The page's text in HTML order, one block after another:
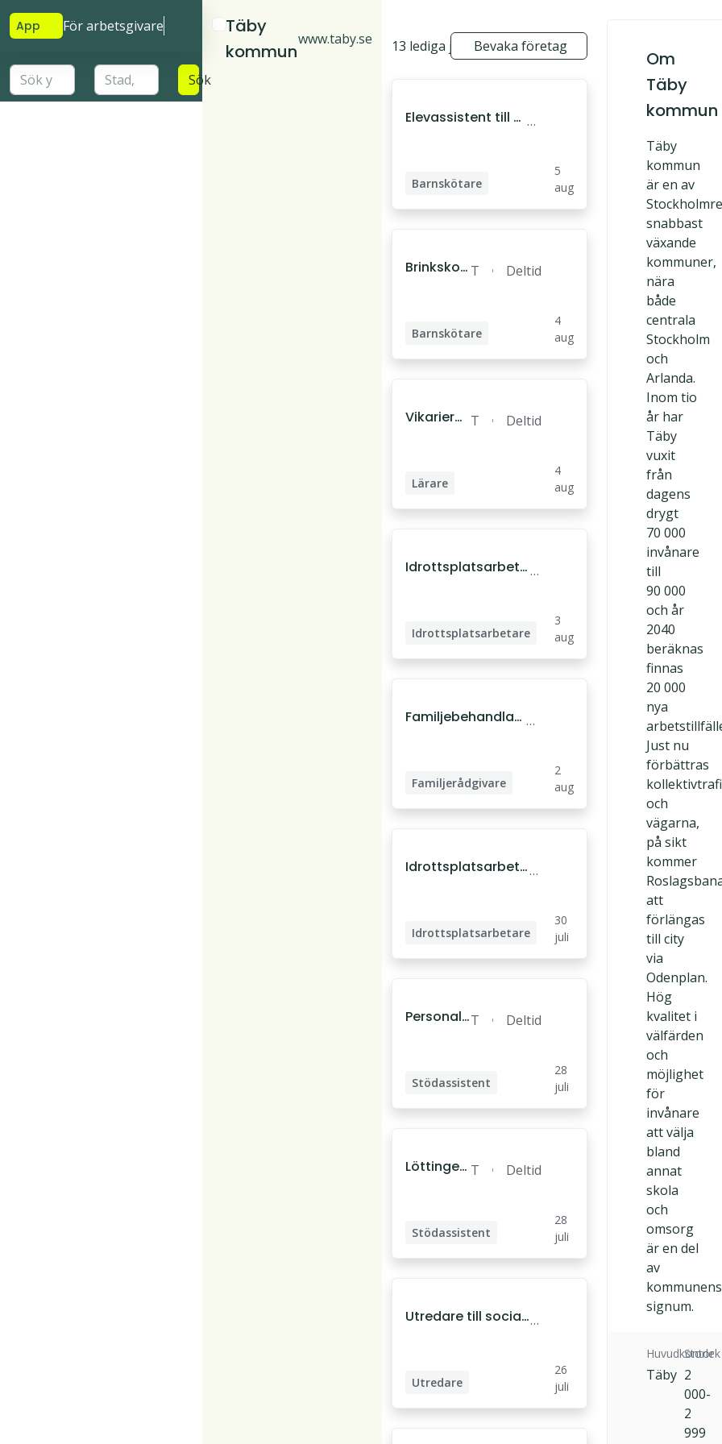
App För arbetsgivare
Sök
Täby
kommun
www.taby.se 13 lediga jobbBevaka företag
Elevassistent till a T
Barnskötare
Elevassistent
5
aug
Brinkskol
arbetare
T
y
Deltid
Barnskötare
Fritidsledare
4
aug
Vikariera
a till Näsb
olan
T
Deltid
Lärare
Högstadielärare
4
aug
IdrottsplatsarbetaT
Idrottsplatsarbetare
3
aug
Familjebehandlar T
Familjerådgivare
Familjebehandlare
2
aug
IdrottsplatsarbetaT
y
Idrottsplatsarbetare
30
juli
Personal t
et
T
y
Deltid
Stödassistent
28
juli
Löttinge
stödassis
T
y
Deltid
Stödassistent
28
juli
Utredare till social T
Utredare
26
juli
Om
Täby
kommun
Täby
kommun
är en av
snabbast
växande
kommuner,
nära
både
centrala
Stockholm
och
Arlanda.
Inom tio
år har
Täby
vuxit
från
dagens
drygt
70 000
invånare
till
90 000
och år
2040
beräknas
finnas
20 000
nya
Just nu
förbättras
och
vägarna,
på sikt
kommer
att
förlängas
till city
via
Odenplan.
Hög
kvalitet i
välfärden
och
möjlighet
för
invånare
att välja
bland
annat
skola
och
omsorg
är en del
av
kommunens
signum.
Huvudkontor
Täby
Storlek
2
000-
2
999